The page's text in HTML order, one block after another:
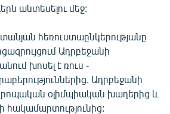
անտեսելու մեջ:
հեռուստաընկերությանը
Ադրբեջանի
խոսել է ռուս -
Ադրբեջանի
օլիմպիական խաղերից և
հակամարտությունից: